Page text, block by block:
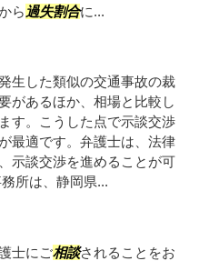
ら 過失割合に...
生した類似の交通事故の裁
があるほか、相場と比較し
す。こうした点で示談交渉
最適です。弁護士は、法律
示談交渉を進めることが可
所は、静岡県...
士にご相談されることをお